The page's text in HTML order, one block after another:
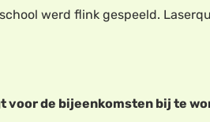
werd flink gespeeld.
voor de bijeenkomsten bij te